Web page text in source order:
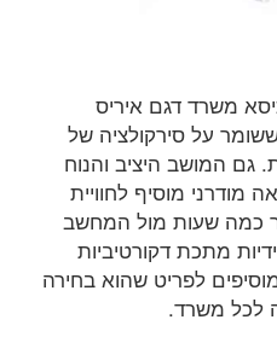
משרד דגם איריס
על סירקולציה של
גם המושב היציב והנוח
מודרני מוסיף לחוויית
כמה שעות מול המחשב
מתכת דקורטיביות
לפריט שהוא בחירה
לכל משרד.